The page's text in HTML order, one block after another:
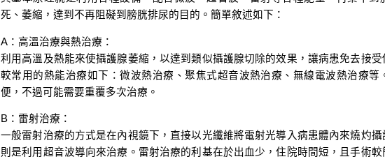
死、萎縮，達到不再阻礙到膀胱排尿的目的。簡單敘述如下：
A：高溫治療與熱治療：
利用高溫及熱能來使攝護腺萎縮，以達到類似攝護腺切除的效果，讓病患免去接
較常用的熱能治療如下：微波熱治療、聚焦式超音波熱治療、無線電波熱治療等
便，不過可能需要重覆多次治療。
B：雷射治療：
一般雷射治療的方式是在內視鏡下，直接以光纖維將電射光導入病患體內來燒灼
則是利用超音波導向來治療。雷射治療的利基在於出血少，住院時間短，且手術